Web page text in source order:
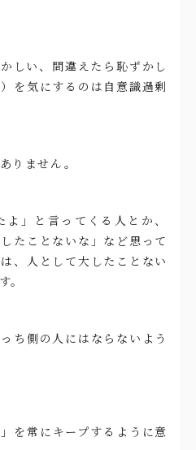
しい、間違えたら恥ずかし
を気にするのは自意識過剰
りません。
」と言ってくる人とか、
たことないな」など思って
、人として大したことない
。
ち側の人にはならないよう
を常にキープするように意